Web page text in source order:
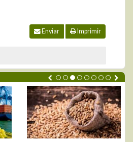
Enviar Imprimir